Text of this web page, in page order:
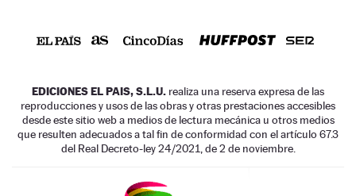
EDICIONES EL PAIS, S.L.U. realiza una reserva expresa de las
reproducciones y usos de las obras y otras prestaciones accesibles
desde este sitio web a medios de lectura mecánica u otros medios
que resulten adecuados a tal fin de conformidad con el artículo 67.3
del Real Decreto-ley 24/2021, de 2 de noviembre.